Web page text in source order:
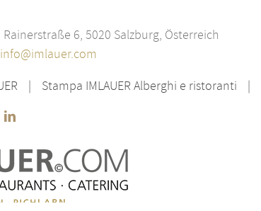
6, 5020 Salzburg, Österreich
info@imlauer.com
Stampa IMLAUER Alberghi e ristoranti